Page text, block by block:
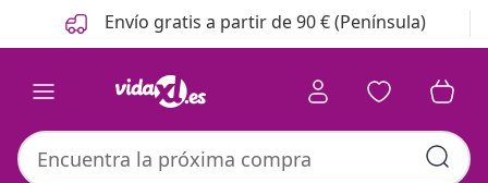
Anterior
Siguiente Envío gratis a partir de 90 € (Península)